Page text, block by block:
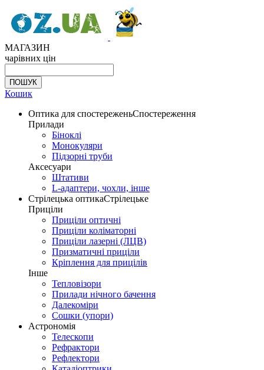
МАГАЗИН
чарівних цін
Кошик
Оптика для спостереженьСпостереження
Прилади
Біноклі
Монокуляри
Підзорні труби
Аксесуари
Штативи
L-адаптери, чохли, інше
Стрілецька оптикаСтрілецьке
Приціли
Приціли оптичні
Приціли коліматорні
Приціли лазерні (ЛЦВ)
Призматичні приціли
Кріплення для прицілів
Інше
Тепловізори
Прилади нічного бачення
Далекоміри
Сошки (упори)
Астрономія
Телескопи
Рефрактори
Рефлектори